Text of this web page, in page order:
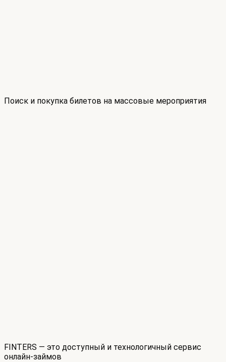
Поиск и покупка билетов на массовые мероприятия
FINTERS — это доступный и технологичный сервис
онлайн-займов